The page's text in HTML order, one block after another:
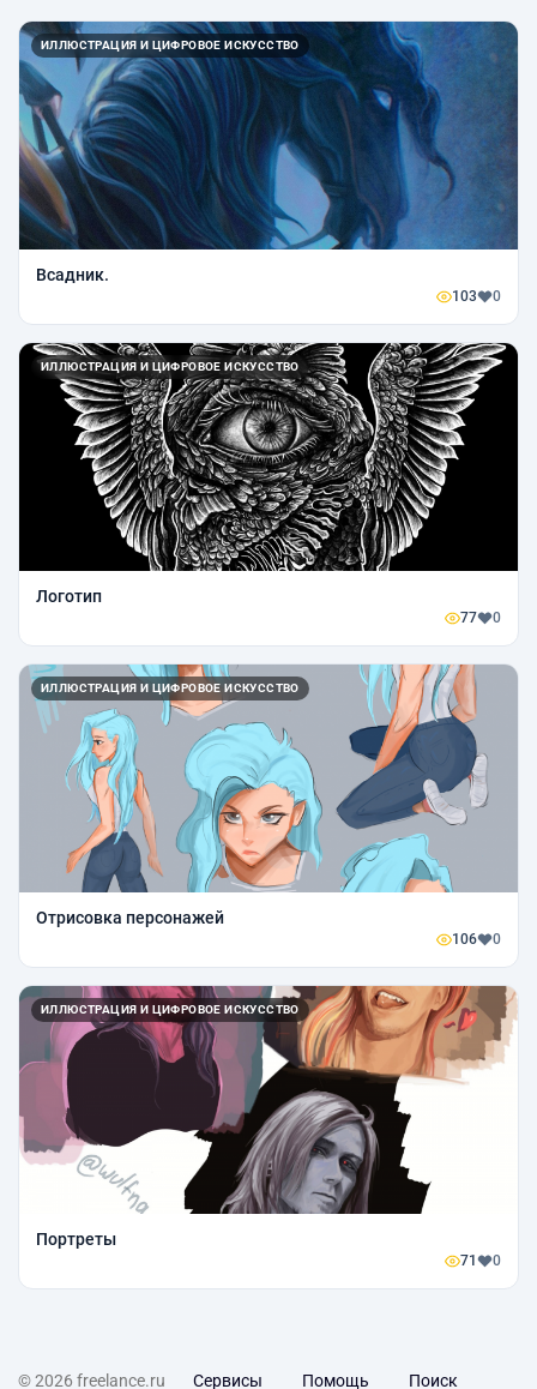
ИЛЛЮСТРАЦИЯ И ЦИФРОВОЕ ИСКУССТВО
Всадник.
103 0
ИЛЛЮСТРАЦИЯ И ЦИФРОВОЕ ИСКУССТВО
Логотип
77 0
ИЛЛЮСТРАЦИЯ И ЦИФРОВОЕ ИСКУССТВО
Отрисовка персонажей
106 0
ИЛЛЮСТРАЦИЯ И ЦИФРОВОЕ ИСКУССТВО
Портреты
71 0
© 2026 freelance.ru Сервисы Помощь Поиск